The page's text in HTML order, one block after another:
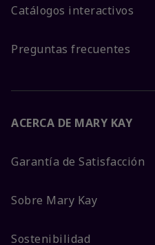
Catálogos interactivos
Preguntas frecuentes
ACERCA DE MARY KAY
Garantía de Satisfacción
Sobre Mary Kay
Sostenibilidad